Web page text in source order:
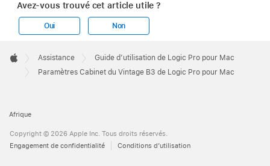
Avez-vous trouvé cet article utile ?
Oui Non
Footer

Apple
Assistance
Guide d’utilisation de Logic Pro pour Mac
Paramètres Cabinet du Vintage B3 de Logic Pro pour Mac
Afrique
Copyright © 2026 Apple Inc. Tous droits réservés.
Engagement de confidentialité
Conditions d’utilisation